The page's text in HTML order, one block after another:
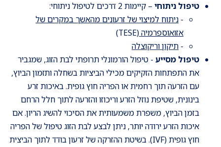
טיפול ניתוחי – קיימות 2 דרכים לטיפול ניתוחי:
- ניתוח למיצוי של זרעונים מהאשך במקרים של
אזואוספרמיה(TESE)
- תיקון וריקוצלה
טיפול מסייע - טיפול הורמונלי תרופתי לבת הזוג, שמגביר
את התפתחות הזקיקים מכילי הביציות בשחלה ותזמון הביוץ,
עם הזרעה תוך רחמית או הפריה חוץ גופית. באיכות זרע
בינונית, שטיפת נוזל הזרע וריכוזו והזרעה לתוך חלל הרחם
בזמן הביוץ, משפרת משמעותית את הסיכוי להשיג הריון. אם
איכות הזרע ירודה יותר, ניתן לבצע לבת הזוג טיפול של הפריה
חוץ גופית (IVF). בשיטת ההזרקה של זרעון בודד לתוך הביצית